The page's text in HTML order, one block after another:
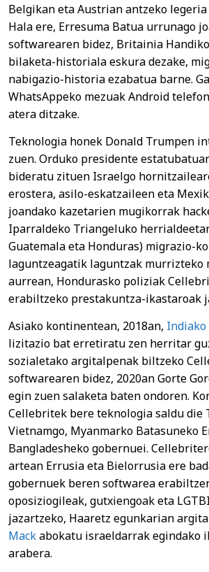
Belgikan eta Austrian antzeko
Hala ere, Erresuma Batua urrunago
softwarearen bidez, Britainia
bilaketa-historiala eskura dezake,
nabigazio-historia ezabatua barne.
WhatsAppeko mezuak Android
atera ditzake.
Teknologia honek Donald Trumpen
zuen. Orduko presidente
bideratu zituen Israelgo
erostera, asilo-eskatzaileen eta
joandako kazetarien mugikorrak
Iparraldeko Triangeluko
Guatemala eta Honduras) migrazio-
laguntzeagatik laguntzak murrizteko
aurrean, Hondurasko poliziak
erabiltzeko prestakuntza-ikastaroak
Asiako kontinentean, 2018an,
lizitazio bat erretiratu zen herritar
sozialetako argitalpenak biltzeko
softwarearen bidez, 2020an Gorte
egin zuen salaketa baten ondoren.
Cellebritek bere teknologia saldu die
Vietnamgo, Myanmarko Batasuneko
Bangladesheko gobernuei.
artean Errusia eta Bielorrusia ere
gobernuek beren softwarea
oposiziogileak, gutxiengoak eta
jazartzeko, Haaretz egunkarian
Mackabokatu israeldarrak egindako
arabera.